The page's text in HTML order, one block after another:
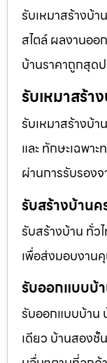
รับเหมาสร้างบ้
สไตล์ ผลงานอ
บ้านราคาถูกสุด
รับเหมาสร้า
รับเหมาสร้างบ้
และ ทักษะเฉพา
ผ่านการรับรอง
รับสร้างบ้าน
รับสร้างบ้าน ทั่ว
เพื่อส่งมอบงาน
รับออกแบบบ้
รับออกแบบบ้าน
เดียว บ้านสองชั้